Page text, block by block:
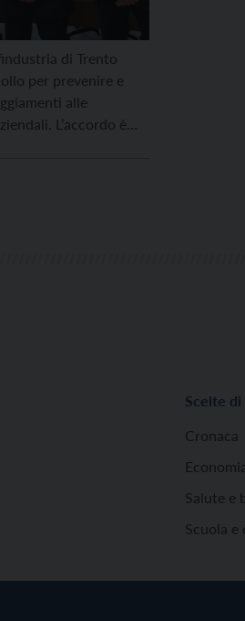
di Trento
per prevenire e
alle
L’accordo è
Scelte
Cronaca
Salute e
Scuola e